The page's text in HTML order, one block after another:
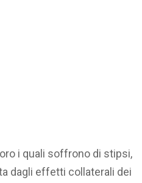
i quali soffrono di stipsi,
dagli effetti collaterali dei